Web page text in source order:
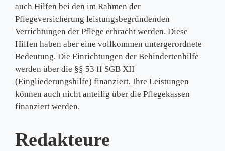
auch Hilfen bei den im Rahmen der
Pflegeversicherung leistungsbegründenden
Verrichtungen der Pflege erbracht werden. Diese
Hilfen haben aber eine vollkommen untergerordnete
Bedeutung. Die Einrichtungen der Behindertenhilfe
werden über die §§ 53 ff SGB XII
(Eingliederungshilfe) finanziert. Ihre Leistungen
können auch nicht anteilig über die Pflegekassen
finanziert werden.
Redakteure